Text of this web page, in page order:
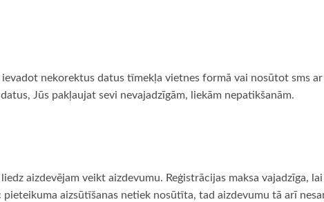
nekorektus datus tīmekļa vietnes formā vai nosūtot sms
Jūs pakļaujat sevi nevajadzīgām, liekām nepatikšanām.
aizdevējam veikt aizdevumu. Reģistrācijas maksa vajadzīga,
aizsūtīšanas netiek nosūtīta, tad aizdevumu tā arī